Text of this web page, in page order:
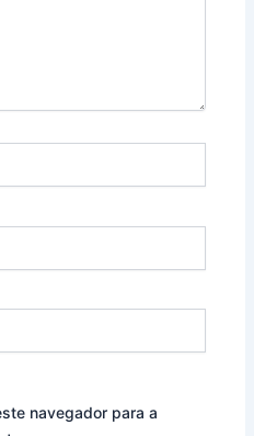
navegador para a